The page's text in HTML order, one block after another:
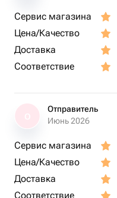
Сервис магазина
Цена/Качество
Доставка
Соответствие
Отправитель
Июнь 2026
Сервис магазина
Цена/Качество
Доставка
Соответствие